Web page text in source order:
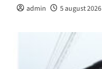
admin 5 august 2026